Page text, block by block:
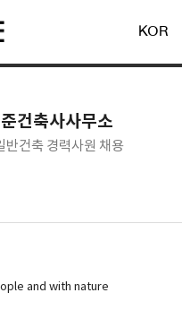
KOR
건축사사무소
반건축 경력사원 채용
and with nature